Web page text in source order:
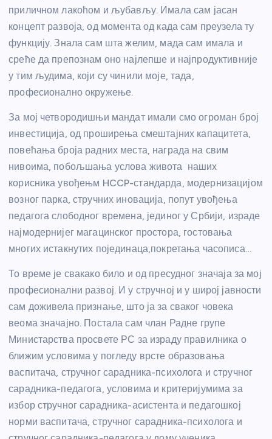
приличном лакоћом и љубављу. Имала сам јасан
концепт развоја, од момента од када сам преузела ту
функцију. Знала сам шта желим, мада сам имала и
среће да препознам оно најлепше и најпродуктивније
у тим људима, који су чинили моје, тада,
професионално окружење.
За мој четвородишњи мандат имали смо огроман број
инвестиција, од проширења смештајних капацитета,
повећања броја радних места, награда на свим
нивоима, побољшања услова живота наших
корисника увођењм HCCP-стандарда, модернизацијом
возног парка, стручних иновација, попут увођења
педагога слободног времена, јединог у Србији, израде
најмодернијег магацинског простора, гостовања
многих истакнутих појединаца,покретања часописа…
То време је свакако било и од пресудног значаја за мој
професионални развој. И у стручној и у широј јавности
сам доживела признање, што ја за сваког човека
веома значајно. Постала сам члан Радне групе
Министарства просвете РС за израду правилника о
ближим условима у погледу врсте образовања
васпитача, стручног сарадника-психолога и стручног
сарадника-педагога, условима и критеријумима за
избор стручног сарадника-асистента и педагошкој
норми васпитача, стручног сарадника-психолога и